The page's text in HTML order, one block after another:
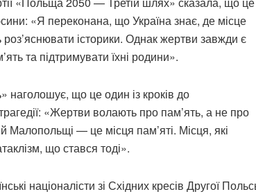
«Я переконана, що Україна знає, де місце
роз’яснювати історики. Однак жертви завжди є
та підтримувати їхні родини».
наголошує, що це один із кроків до
«Жертви волають про пам’ять, а не про
Малопольщі — це місця пам’яті. Місця, які
що стався тоді».
націоналісти зі Східних кресів Другої